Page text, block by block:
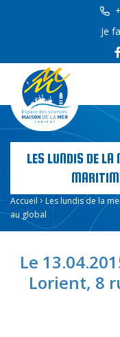
Je
LES LUNDIS DE
Accueil
Les lundis de la
au global
Le
Lorient, 8